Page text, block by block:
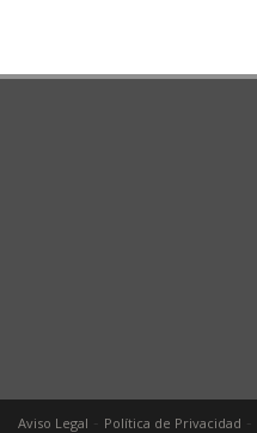
Aviso Legal Política de Privacidad